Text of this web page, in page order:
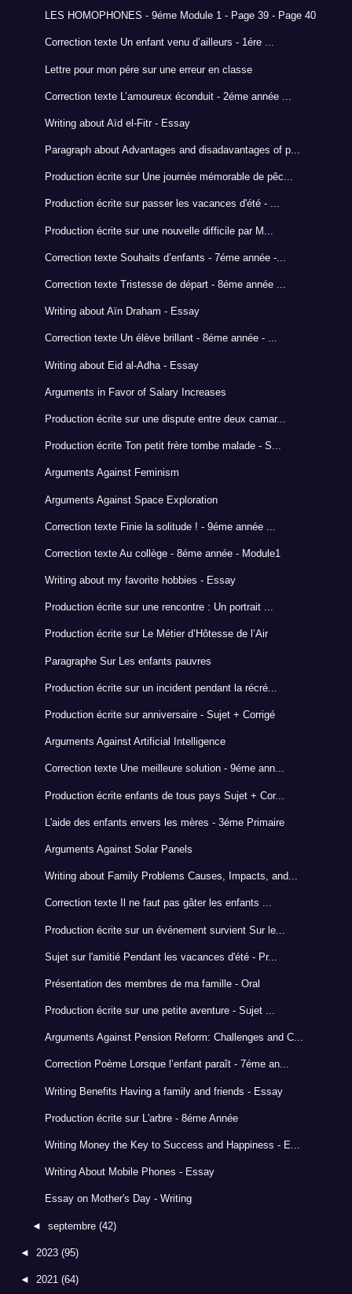
LES HOMOPHONES - 9éme Module 1 - Page 39 - Page 40
Correction texte Un enfant venu d’ailleurs - 1ére ...
Lettre pour mon pére sur une erreur en classe
Correction texte L’amoureux éconduit - 2éme année ...
Writing about Aïd el-Fitr - Essay
Paragraph about Advantages and disadavantages of p...
Production écrite sur Une journée mémorable de pêc...
Production écrite sur passer les vacances d'été - ...
Production écrite sur une nouvelle difficile par M...
Correction texte Souhaits d’enfants - 7éme année -...
Correction texte Tristesse de départ - 8éme année ...
Writing about Aïn Draham - Essay
Correction texte Un élève brillant - 8éme année - ...
Writing about Eid al-Adha - Essay
Arguments in Favor of Salary Increases
Production écrite sur une dispute entre deux camar...
Production écrite Ton petit frère tombe malade - S...
Arguments Against Feminism
Arguments Against Space Exploration
Correction texte Finie la solitude ! - 9éme année ...
Correction texte Au collège - 8éme année - Module1
Writing about my favorite hobbies - Essay
Production écrite sur une rencontre : Un portrait ...
Production écrite sur Le Métier d’Hôtesse de l’Air
Paragraphe Sur Les enfants pauvres
Production écrite sur un incident pendant la récré...
Production écrite sur anniversaire - Sujet + Corrigé
Arguments Against Artificial Intelligence
Correction texte Une meilleure solution - 9éme ann...
Production écrite enfants de tous pays Sujet + Cor...
L'aide des enfants envers les mères - 3éme Primaire
Arguments Against Solar Panels
Writing about Family Problems Causes, Impacts, and...
Correction texte Il ne faut pas gâter les enfants ...
Production écrite sur un événement survient Sur le...
Sujet sur l'amitié Pendant les vacances d'été - Pr...
Présentation des membres de ma famille - Oral
Production écrite sur une petite aventure - Sujet ...
Arguments Against Pension Reform: Challenges and C...
Correction Poème Lorsque l’enfant paraît - 7éme an...
Writing Benefits Having a family and friends - Essay
Production écrite sur L'arbre - 8éme Année
Writing Money the Key to Success and Happiness - E...
Writing About Mobile Phones - Essay
Essay on Mother's Day - Writing
◄septembre(42)
◄ 2023 (95)
◄ 2021 (64)